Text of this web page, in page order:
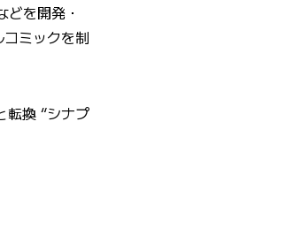
を開発・
ミックを制
転換 “シナプ